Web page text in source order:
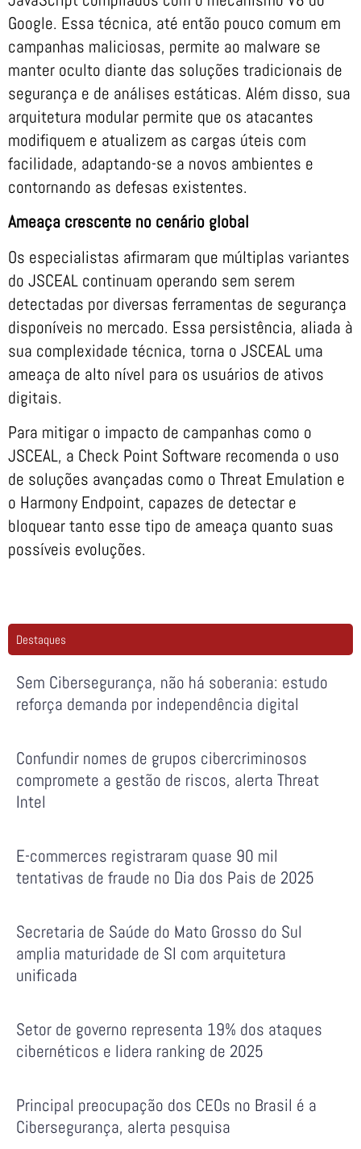
Google. Essa técnica, até então pouco comum em
campanhas maliciosas, permite ao malware se
manter oculto diante das soluções tradicionais de
segurança e de análises estáticas. Além disso, sua
arquitetura modular permite que os atacantes
modifiquem e atualizem as cargas úteis com
facilidade, adaptando-se a novos ambientes e
contornando as defesas existentes.
Ameaça crescente no cenário global
Os especialistas afirmaram que múltiplas variantes
do JSCEAL continuam operando sem serem
detectadas por diversas ferramentas de segurança
disponíveis no mercado. Essa persistência, aliada à
sua complexidade técnica, torna o JSCEAL uma
ameaça de alto nível para os usuários de ativos
digitais.
Para mitigar o impacto de campanhas como o
JSCEAL, a Check Point Software recomenda o uso
de soluções avançadas como o Threat Emulation e
o Harmony Endpoint, capazes de detectar e
bloquear tanto esse tipo de ameaça quanto suas
possíveis evoluções.
Destaques
Sem Cibersegurança, não há soberania: estudo
reforça demanda por independência digital
Confundir nomes de grupos cibercriminosos
compromete a gestão de riscos, alerta Threat
Intel
E-commerces registraram quase 90 mil
tentativas de fraude no Dia dos Pais de 2025
Secretaria de Saúde do Mato Grosso do Sul
amplia maturidade de SI com arquitetura
unificada
Setor de governo representa 19% dos ataques
cibernéticos e lidera ranking de 2025
Principal preocupação dos CEOs no Brasil é a
Cibersegurança, alerta pesquisa